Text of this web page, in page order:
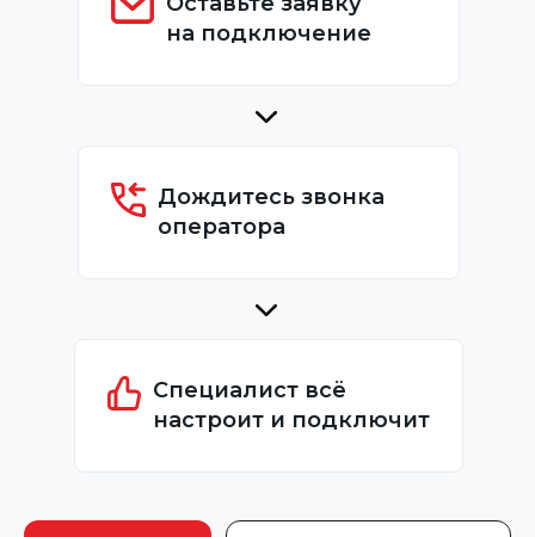
на подключение
Дождитесь звонка
оператора
Специалист всё
настроит и подключит